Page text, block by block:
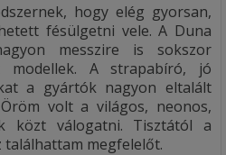
hogy elég gyorsan,
fésülgetni vele. A Duna
messzire is sokszor
modellek. A strapabíró, jó
a gyártók nagyon eltalált
volt a világos, neonos,
közt válogatni. Tisztától a
találhattam megfelelőt.